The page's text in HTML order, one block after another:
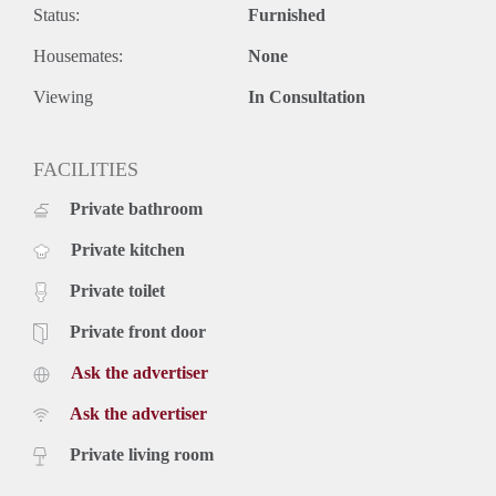
Status: Furnished
Housemates: None
Viewing In Consultation
FACILITIES
Private bathroom
Private kitchen
Private toilet
Private front door
Ask the advertiser
Ask the advertiser
Private living room